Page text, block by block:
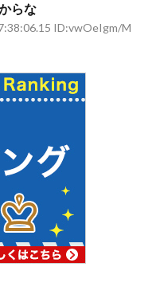
らな
ID:vwOeIgm/M